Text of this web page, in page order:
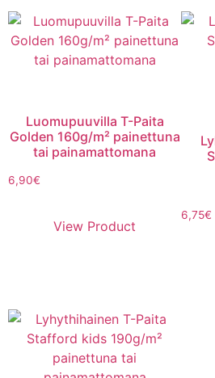
Luomupuuvilla T-Paita
Golden 160g/m² painettuna
tai painamattomana
6,90€
View Product
6,75€